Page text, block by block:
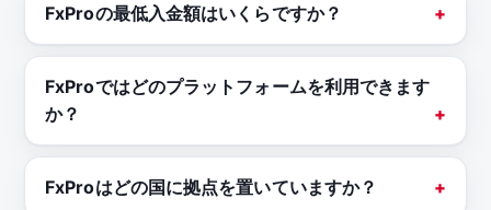
FxProの最低入金額はいくらですか？
FxProではどのプラットフォームを利用できます
か？
FxProはどの国に拠点を置いていますか？